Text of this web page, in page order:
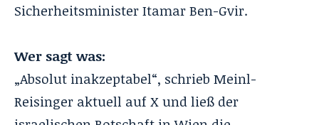
Sicherheitsminister Itamar Ben-Gvir.
Wer sagt was:
„Absolut inakzeptabel“, schrieb Meinl-
Reisinger aktuell auf X und ließ der